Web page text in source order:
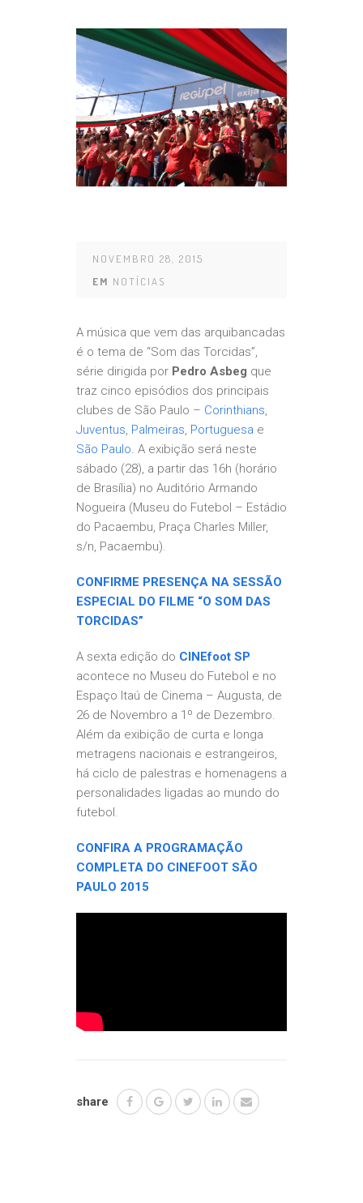
NOVEMBRO 28, 2015
EM NOTÍCIAS
A música que vem das arquibancadas
é o tema de “Som das Torcidas”,
série dirigida por Pedro Asbeg que
traz cinco episódios dos principais
clubes de São Paulo – Corinthians,
Juventus, Palmeiras, Portuguesa e
São Paulo. A exibição será neste
sábado (28), a partir das 16h (horário
de Brasília) no Auditório Armando
Nogueira (Museu do Futebol – Estádio
do Pacaembu, Praça Charles Miller,
s/n, Pacaembu).
CONFIRME PRESENÇA NA SESSÃO
ESPECIAL DO FILME “O SOM DAS
TORCIDAS”
A sexta edição do CINEfoot SP
acontece no Museu do Futebol e no
Espaço Itaú de Cinema – Augusta, de
26 de Novembro a 1º de Dezembro.
Além da exibição de curta e longa
metragens nacionais e estrangeiros,
há ciclo de palestras e homenagens a
personalidades ligadas ao mundo do
futebol.
CONFIRA A PROGRAMAÇÃO
COMPLETA DO CINEFOOT SÃO
PAULO 2015
share